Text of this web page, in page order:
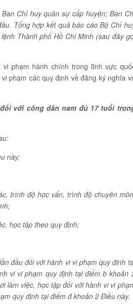
Chỉ huy quân sự cấp huyện; Ban
Tổng hợp kết quả báo cáo Bộ Chỉ
Thành phố Hồ Chí Minh (sau đây
phạm hành chính trong lĩnh vực
phạm các quy định về đăng ký nghĩa
với công dân nam đủ 17 tuổi
này;
trình độ học vấn, trình độ chuyên
học tập theo quy định;
đầu đối với hành vi vi phạm quy định
vi vi phạm quy định tại điểm b khoản
làm việc, học tập đối với hành vi vi
quy định tại điểm đ khoản 2 Điều này.